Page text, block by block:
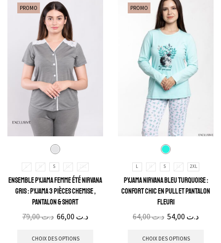
PROMO
M S XL 2XL
Ensemble Pyjama Femme Été Nirvana
Gris : Pyjama 3 Pièces Chemise ,
Pantalon & Short
د.ت79,00 د.ت
CHOIX DES OPTIONS
PROMO
L M S XL 2XL
Pyjama Nirvana Bleu Turquoise :
Confort Chic en Pull et Pantalon
Fleuri
د.ت64,00 د.ت
CHOIX DES OPTIONS